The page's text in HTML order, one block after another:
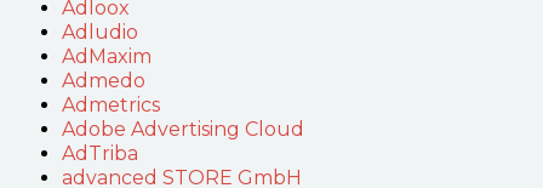
Adloox
Adludio
AdMaxim
Admedo
Admetrics
Adobe Advertising Cloud
AdTriba
advanced STORE GmbH